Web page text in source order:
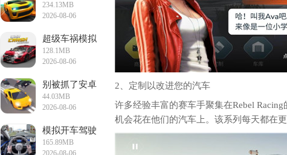
游
234.13MB
2026-08-06
超级车祸模拟
器
128.1MB
2026-08-06
别被抓了安卓
版
44.03MB
2026-08-06
模拟开车驾驶
训练手游
165.89MB
2026-08-06
2、定制以改进您的汽车
许多经验丰富的赛车手聚集在Rebel
机会花在他们的汽车上。该系列每天都在